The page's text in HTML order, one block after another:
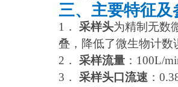
三、主要特征及
1． 采样头为精制无数
叠，降低了微生物计数
2． 采样流量 ：100L/
3． 采样头口流速 ：